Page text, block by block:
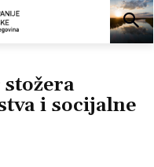
i socijalne